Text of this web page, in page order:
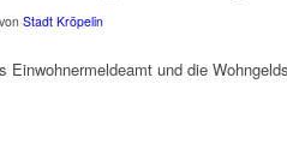
von Stadt Kröpelin
und die